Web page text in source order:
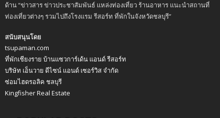
ด้าน “ข่าวสาร ข่าวประชาสัมพันธ์ แหล่งท่องเที่ยว ร้านอาหาร แนะนำสถานที่
ท่องเที่ยวต่างๆ รวมไปถึงโรงแรม รีสอร์ท ที่พักในจังหวัดชลบุรี”
สนับสนุนโดย
tsupaman.com
ที่พักเชียงราย บ้านแซวการ์เด้น แอนด์ รีสอร์ท
บริษัท เอ็นวาย ดีไซน์ แอนด์ เซอร์วิส จำกัด
ซ่อมไฮดรอลิค ชลบุรี
Kingfisher Real Estate